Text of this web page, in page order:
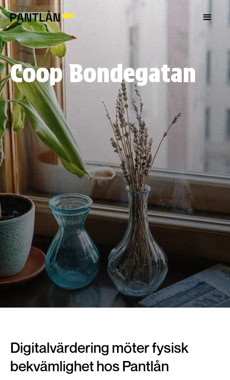
Coop Bondegatan
Digitalvärdering möter fysisk
bekvämlighet hos Pantlån